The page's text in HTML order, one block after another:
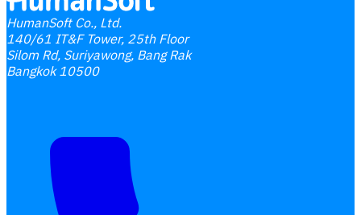
HumanSoft Co., Ltd.
140/61 IT&F Tower, 25th Floor
Silom Rd, Suriyawong, Bang Rak
Bangkok 10500